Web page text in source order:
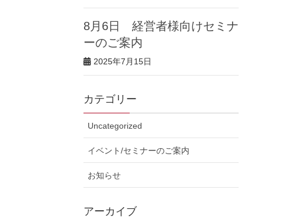
8月6日 経営者様向けセミナ
ーのご案内
2025年7月15日
カテゴリー
Uncategorized
イベント/セミナーのご案内
お知らせ
アーカイブ